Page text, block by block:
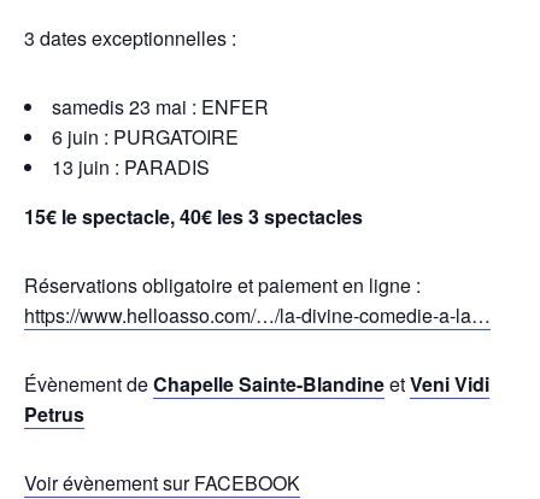
3 dates exceptionnelles :
samedis 23 mai : ENFER
6 juin : PURGATOIRE
13 juin : PARADIS
15€ le spectacle, 40€ les 3 spectacles
Réservations obligatoire et paiement en ligne :
https://www.helloasso.com/…/la-divine-comedie-a-la…
Évènement deChapelle Sainte-BlandineetVeni Vidi
Petrus
Voir évènement sur FACEBOOK